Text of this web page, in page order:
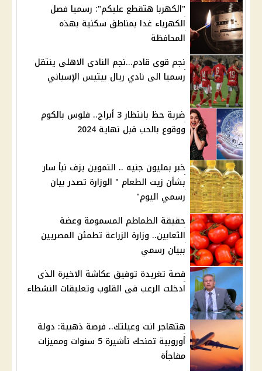
"الكهربا هتقطع عليكم": رسميا فصل
الكهرباء غدا بمناطق سكنية بهذه
المحافظة
نجم قوى قادم...نجم النادى الاهلى ينتقل
رسميا الى نادي ريال بيتيس الإسباني
ضربة حظ بانتظار 3 أبراج.. فلوس بالكوم
ووقوع بالحب قبل نهاية 2024
خبر بمليون جنيه .. التموين يزف نبأ سار
بشأن زيت الطعام " الوزارة تصدر بيان
رسمي اليوم"
حقيقة الطماطم المسمومة وعضة
الثعابين.. وزارة الزراعة تطمئن المصريين
ببيان رسمي
قصة تغريدة توفيق عكاشة الاخيرة الذى
ادخلت الرعب فى القلوب وتعليقات النشطاء
هتهاجر انت وعيلتك.. فرصة ذهبية: دولة
أوروبية تمنحك تأشيرة 5 سنوات ومميزات
مفاجأة